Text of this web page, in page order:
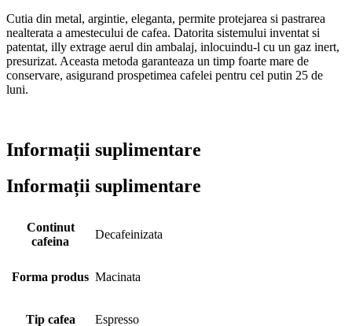
Cutia din metal, argintie, eleganta, permite protejarea si pastrarea
nealterata a amestecului de cafea. Datorita sistemului inventat si
patentat, illy extrage aerul din ambalaj, inlocuindu-l cu un gaz inert,
presurizat. Aceasta metoda garanteaza un timp foarte mare de
conservare, asigurand prospetimea cafelei pentru cel putin 25 de
luni.
Informații suplimentare
Informații suplimentare
Continut
cafeina
Decafeinizata
Forma produs Macinata
Tip cafea Espresso